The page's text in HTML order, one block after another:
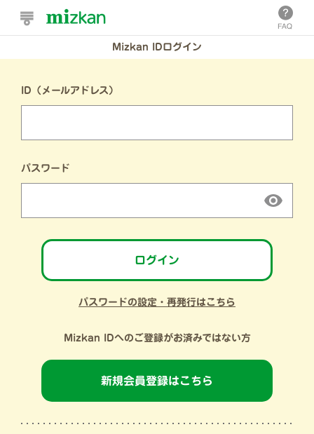
Mizkan IDログイン
ID（メールアドレス）
パスワード
ログイン
パスワードの設定・再発行はこちら
Mizkan IDへのご登録がお済みではない方
新規会員登録はこちら